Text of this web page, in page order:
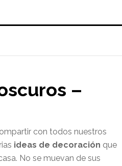
–
con todos nuestros
ideas de decoración que
No se muevan de sus